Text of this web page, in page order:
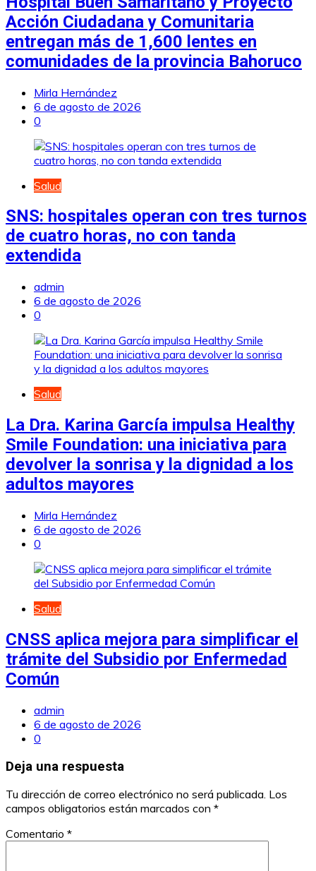
Acción Ciudadana y Comunitaria
entregan más de 1,600 lentes en
comunidades de la provincia Bahoruco
Mirla Hernández
6 de agosto de 2026
0
Salud
SNS: hospitales operan con tres turnos
de cuatro horas, no con tanda
extendida
admin
6 de agosto de 2026
0
Salud
La Dra. Karina García impulsa Healthy
Smile Foundation: una iniciativa para
devolver la sonrisa y la dignidad a los
adultos mayores
Mirla Hernández
6 de agosto de 2026
0
Salud
CNSS aplica mejora para simplificar el
trámite del Subsidio por Enfermedad
Común
admin
6 de agosto de 2026
0
Deja una respuesta
Tu dirección de correo electrónico no será publicada. Los
campos obligatorios están marcados con *
Comentario *